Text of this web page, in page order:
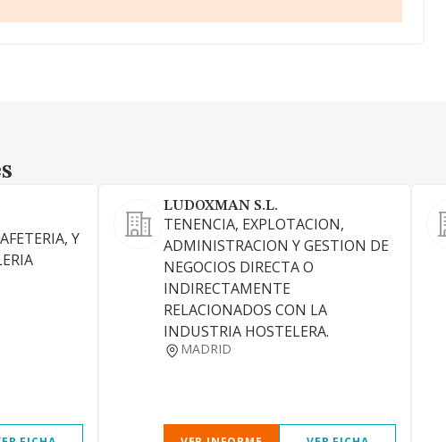
Y
LUDOXMAN S.L.
TENENCIA, EXPLOTACION,
ADMINISTRACION Y GESTION DE
NEGOCIOS DIRECTA O
INDIRECTAMENTE
RELACIONADOS CON LA
INDUSTRIA HOSTELERA.
MADRID